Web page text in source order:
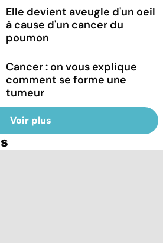
Elle devient aveugle d'un oeil
à cause d'un cancer du
poumon
Cancer : on vous explique
comment se forme une
tumeur
Voir plus